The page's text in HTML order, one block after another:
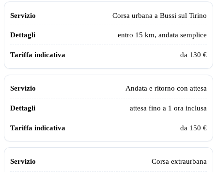
Tabella dei prezzi e delle tratte del taxi sanitario Assistiamo Te a
Servizio
Corsa urbana a Bussi sul Tirino
entro 15 km, andata semplice
da 130 €
Andata e ritorno con attesa
attesa fino a 1 ora inclusa
da 150 €
Corsa extraurbana